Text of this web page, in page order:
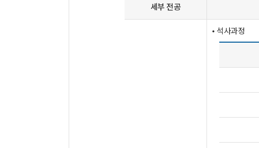
세부 전공
• 석사과정